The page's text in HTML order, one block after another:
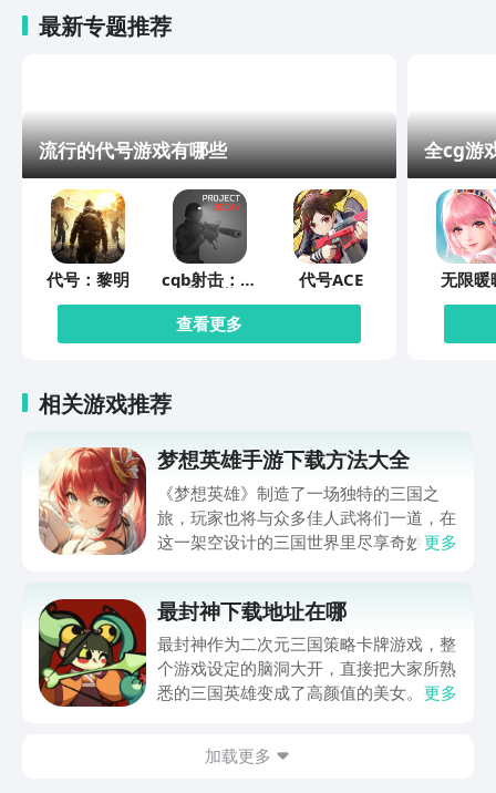
最新专题推荐
流行的代号游戏有哪些
代号：黎明 cqb射击：代
号腐烂
代号ACE
查看更多
全cg游
无限暖
相关游戏推荐
梦想英雄手游下载方法大全
《梦想英雄》制造了一场独特的三国之
旅，玩家也将与众多佳人武将们一道，在
这一架空设计的三国世界里尽享奇妙冒
为玩家们带来，通过它就可以体验到超级
畅快的三国冒险，想入坑这一作品的玩家
还请不要错过。
更多
最封神下载地址在哪
最封神作为二次元三国策略卡牌游戏，整
个游戏设定的脑洞大开，直接把大家所熟
悉的三国英雄变成了高颜值的美女。整体
家在体验游戏的时候，如果能够成功的下
更多
加载更多